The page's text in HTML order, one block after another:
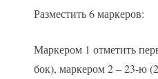
Разместить 6 маркеров:
Маркером 1 отметить
бок), маркером 2 – 23-ю